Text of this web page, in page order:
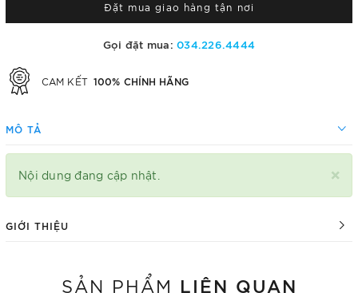
Đặt mua giao hàng tận nơi
Gọi đặt mua:034.226.4444
CAM KẾT 100% CHÍNH HÃNG
MÔ TẢ
×
Nội dung đang cập nhật.
GIỚI THIỆU
SẢN PHẨM LIÊN QUAN